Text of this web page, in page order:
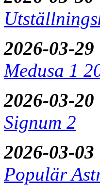
2026-03-29
Medusa 1
2026-03-20
Signum 2
2026-03-03
Populär